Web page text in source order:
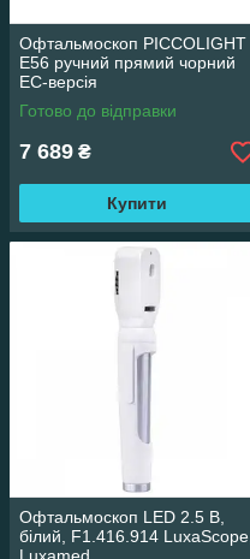
Офтальмоскоп PICCOLIGHT
E56 ручний прямий чорний
ЕС-версія
Готово до відправки
7 689 ₴
Купити
Офтальмоскоп LED 2.5 В,
білий, F1.416.914 LuxaScope,